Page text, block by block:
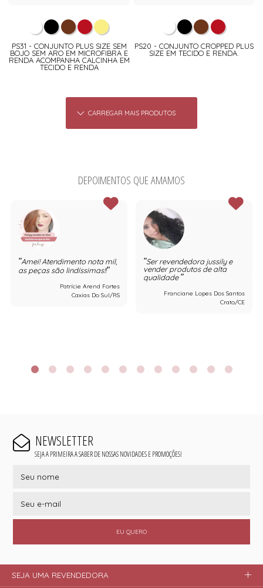
PS31 - CONJUNTO PLUS SIZE SEM
BOJO SEM ARO EM MICROFIBRA E
RENDA ACOMPANHA CALCINHA EM
TECIDO E RENDA
PS20 - CONJUNTO CROPPED PLUS
SIZE EM TECIDO E RENDA.
CARREGAR MAIS PRODUTOS
DEPOIMENTOS QUE AMAMOS
Amei! Atendimento nota mil,
as peças são lindíssimas!!
Patrície Arend Fortes
Caxias Do Sul/RS
Ser revendedora jussily e
vender produtos de alta
qualidade
Franciane Lopes Dos Santos
Crato/CE
NEWSLETTER
SEJA A PRIMEIRA A SABER DE NOSSAS NOVIDADES E PROMOÇÕES!
EU QUERO
SEJA UMA REVENDEDORA